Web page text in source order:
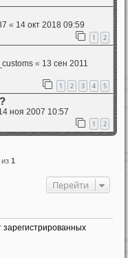
« 14 окт 2018 09:59
1 2
« 13 сен 2011
1 2 3 4 5
ноя 2007 10:57
1 2
из 1
Перейти